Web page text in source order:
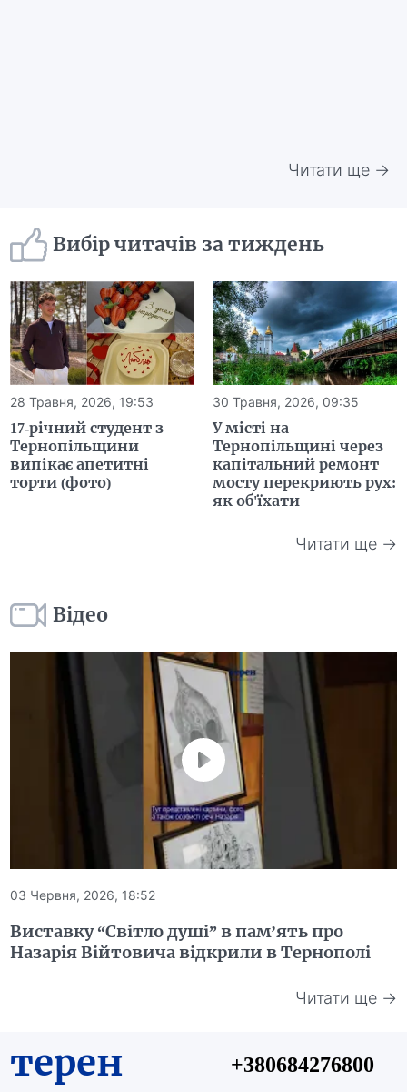
Читати ще →
Вибір читачів за тиждень
28 Травня, 2026, 19:53
17-річний студент з
Тернопільщини
випікає апетитні
торти (фото)
30 Травня, 2026, 09:35
У місті на
Тернопільщині через
капітальний ремонт
мосту перекриють рух:
як об'їхати
Читати ще →
Відео
03 Червня, 2026, 18:52
Виставку “Світло душі” в пам’ять про
Назарія Війтовича відкрили в Тернополі
Читати ще →
терен +380684276800